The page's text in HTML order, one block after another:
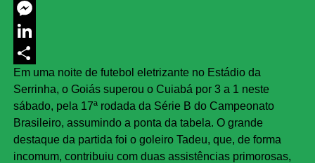
Twitter
Messenger
LinkedIn
Share
Em uma noite de futebol eletrizante no Estádio da
Serrinha, o Goiás superou o Cuiabá por 3 a 1 neste
sábado, pela 17ª rodada da Série B do Campeonato
Brasileiro, assumindo a ponta da tabela. O grande
destaque da partida foi o goleiro Tadeu, que, de forma
incomum, contribuiu com duas assistências primorosas,